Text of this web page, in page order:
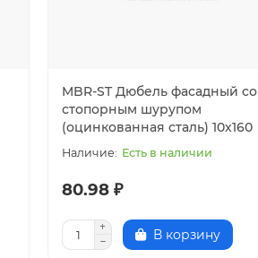
MBR-ST Дюбель фасадный со
стопорным шурупом
(оцинкованная сталь) 10х160
Есть в наличии
80.98 ₽
В корзину